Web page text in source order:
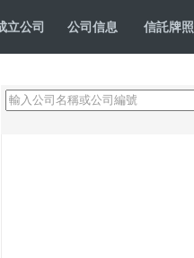
立公司 公司信息 信託牌照